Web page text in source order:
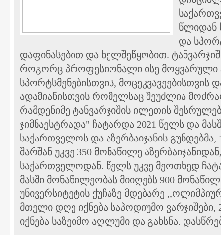
წლიდან
და
დაფინასებით და ხელშეწყობით.
როგორც პროფესიონალი ისე მოყვარული
სპორტსმენებისთვის, მოცეკვავეებისთვის
ადამიანისთვის რომელსაც შეუძლია
რამდენიმე ტანვარჯიშის ილეთის
ჯიმნაესტრადა" ჩატარდა 2021 წელს და
საქართველოს და აზერბაიჯანის
შარშან უკვე 350 მონაწილე
საქართველოდან. წელს უკვე მეოთხედ
მასში მონაწილეობას მიიღებს 900
უნივერსიტეტის ქუჩაზე მდებარე
მთელი დღე იქნება საპოდიუმო ვარჯიშები,
იქნება საზეიმო აღლუმი და გახსნა.